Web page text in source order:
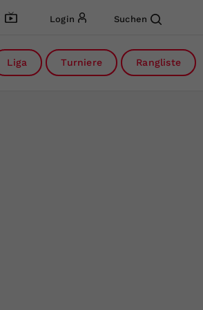
Login Suchen
Liga Turniere Rangliste